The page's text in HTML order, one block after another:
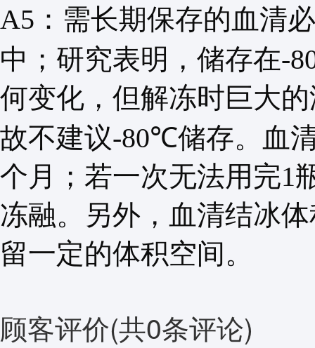
A5 ：需长期保存的血清
中；研究表明，储存在-
何变化，但解冻时巨大
故不建议-80℃储存。血
个月；若一次无法用完1
冻融。另外，血清结冰
留一定的体积空间。
顾客评价(共0条评论)